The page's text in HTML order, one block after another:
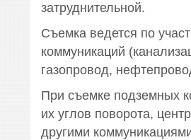
затруднительной.
Съемка ведется по
коммуникаций
газопровод,
При съемке подземных
их углов поворота,
другими